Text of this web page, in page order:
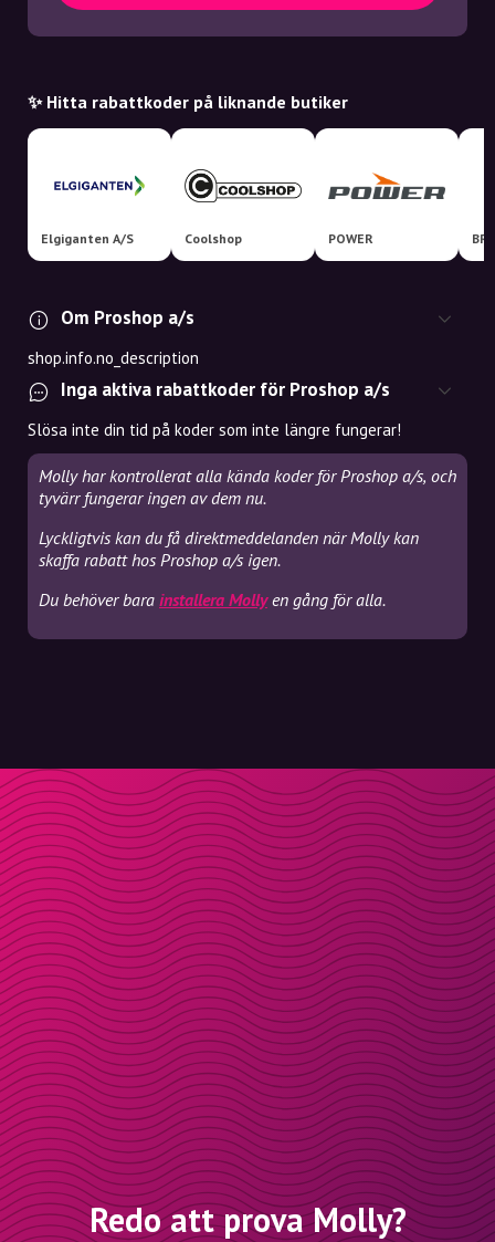
✨ Hitta rabattkoder på liknande butiker
Elgiganten A/S Coolshop POWER BR
Om Proshop a/s
shop.info.no_description
Inga aktiva rabattkoder för Proshop a/s
Slösa inte din tid på koder som inte längre fungerar!
Molly har kontrollerat alla kända koder för Proshop a/s, och
tyvärr fungerar ingen av dem nu.
Lyckligtvis kan du få direktmeddelanden när Molly kan
skaffa rabatt hos Proshop a/s igen.
Du behöver bara installera Mollyen gång för alla.
Redo att prova Molly?